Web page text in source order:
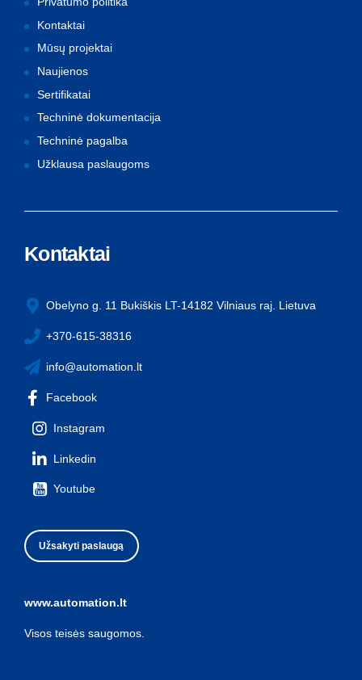
Kontaktai
Mūsų projektai
Naujienos
Sertifikatai
Techninė dokumentacija
Techninė pagalba
Užklausa paslaugoms
Kontaktai
Obelyno g. 11 Bukiškis LT-14182 Vilniaus raj. Lietuva
+370-615-38316
info@automation.lt
Facebook
Instagram
Linkedin
Youtube
Užsakyti paslaugą
www.automation.lt
Visos teisės saugomos.